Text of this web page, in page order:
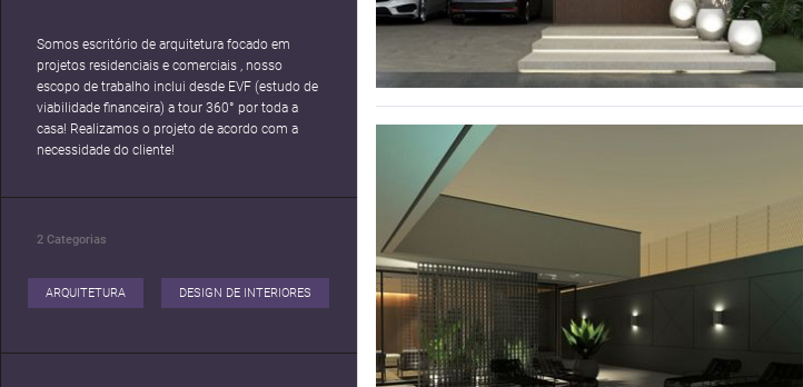
Somos escritório de arquitetura focado em
projetos residenciais e comerciais , nosso
escopo de trabalho inclui desde EVF (estudo de
viabilidade financeira) a tour 360° por toda a
casa! Realizamos o projeto de acordo com a
necessidade do cliente!
2 Categorias
ARQUITETURA DESIGN DE INTERIORES